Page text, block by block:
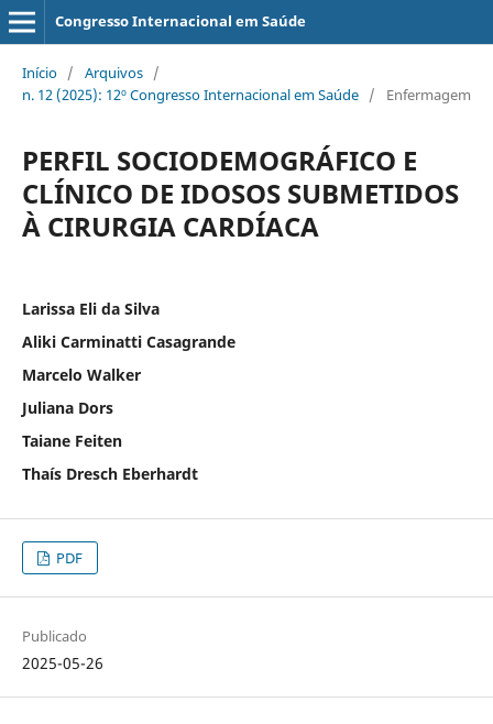
Congresso Internacional em Saúde
Início / Arquivos /
n. 12 (2025): 12º Congresso Internacional em Saúde / Enfermagem
PERFIL SOCIODEMOGRÁFICO E
CLÍNICO DE IDOSOS SUBMETIDOS
À CIRURGIA CARDÍACA
Larissa Eli da Silva
Aliki Carminatti Casagrande
Marcelo Walker
Juliana Dors
Taiane Feiten
Thaís Dresch Eberhardt
PDF
Publicado
2025-05-26